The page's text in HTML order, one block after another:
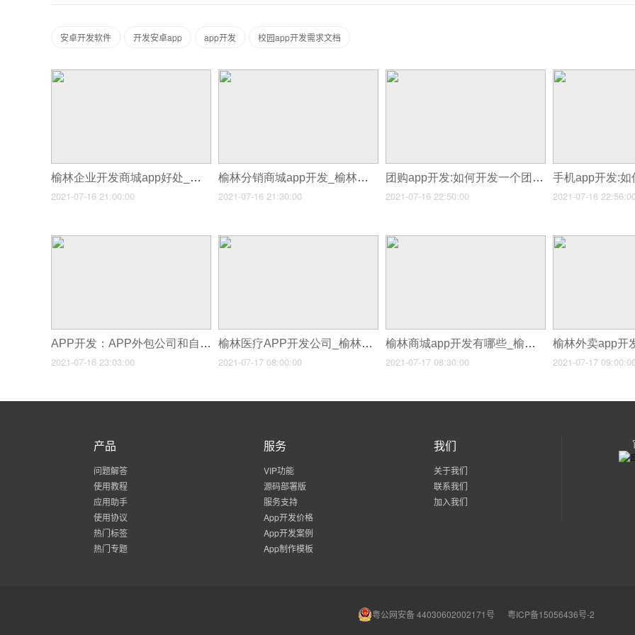
安卓开发软件 开发安卓app app开发 校园app开发需求文档
榆林企业开发商城app好处_榆林餐饮微信商城定制分销系统有什么好处
2021-07-16 21:00:00
榆林分销商城app开发_榆林为什么很多商家都在定制开发分销商城APP软件
2021-07-16 21:30:00
团购app开发:如何开发一个团购app?
2021-07-16 22:50:00 2021-07-16
APP开发：APP外包公司和自建团队，哪个好？
2021-07-16 23:03:00
榆林医疗APP开发公司_榆林移动医疗APP开发将带来医疗发展新革命
2021-07-17 08:00:00
榆林商城app开发有哪些_榆林类似花解解App开发有哪些优势
2021-07-17 08:30:00 2021-07-17
产品
问题解答
使用教程
应用助手
使用协议
热门标签
热门专题
服务
VIP功能
源码部署版
服务支持
App开发价格
App开发案例
App制作模板
我们
关于我们
联系我们
加入我们
粤公网安备 44030602002171号 粤ICP备15056436号-2